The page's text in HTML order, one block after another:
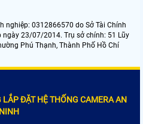
nghiệp: 0312866570 do Sở Tài Chính
ngày 23/07/2014. Trụ sở chính: 51 Lũy
Phú Thạnh, Thành Phố Hồ Chí
ĐẶT HỆ THỐNG CAMERA AN
NINH